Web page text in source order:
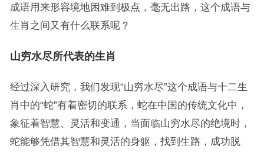
成语用来形容境地困难到极点，毫无出路，这个成语与
生肖之间又有什么联系呢？
山穷水尽所代表的生肖
经过深入研究，我们发现“山穷水尽”这个成语与十二生
肖中的“蛇”有着密切的联系，蛇在中国的传统文化中，
象征着智慧、灵活和变通，当面临山穷水尽的绝境时，
蛇能够凭借其智慧和灵活的身躯，找到生路，成功脱